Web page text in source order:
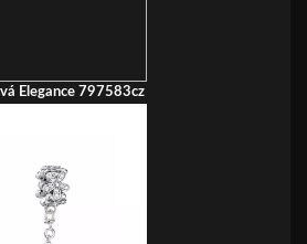
Elegance 797583cz